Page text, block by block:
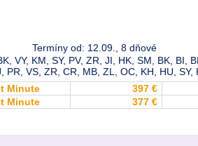
Termíny od: 12.09., 8 dňové
VY, KM, SY, PV, ZR, JI, HK, SM, BK, BI,
PR, VS, ZR, CR, MB, ZL, OC, KH, HU, SY,
Minute 397 €
Minute 377 €